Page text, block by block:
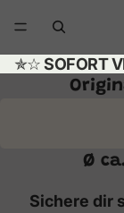
✯☆SOFORT
Ø
Sichere dir